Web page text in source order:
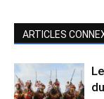
ARTICLES